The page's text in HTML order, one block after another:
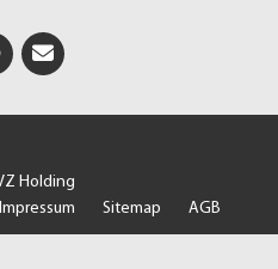
Holding
Impressum Sitemap AGB